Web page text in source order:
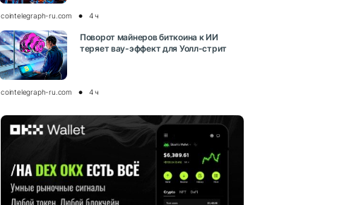
cointelegraph-ru.com 4 ч
Поворот майнеров биткоина к ИИ
теряет вау-эффект для Уолл-стрит
cointelegraph-ru.com 4 ч